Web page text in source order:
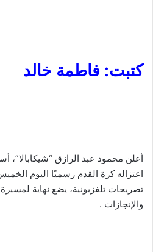
كتبت: فاطمة خالد
أعلن محمود عبد الرازق “شيكابالا”،
اعتزاله كرة القدم رسميًا اليوم
تصريحات تلفزيونية، يضع نهاية
والإنجازات .